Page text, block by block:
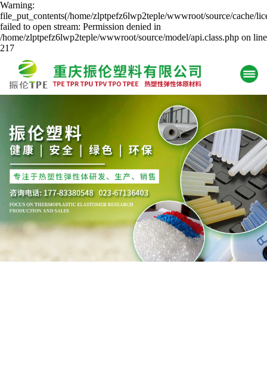
Warning:
file_put_contents(/home/zlptpefz6lwp2teple/wwwroot/source/cache/
failed to open stream: Permission denied in
/home/zlptpefz6lwp2teple/wwwroot/source/model/api.class.php on line
217